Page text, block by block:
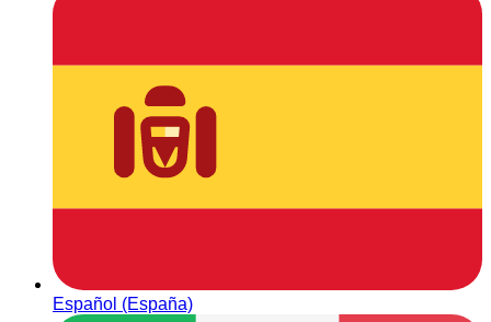
Español (España)